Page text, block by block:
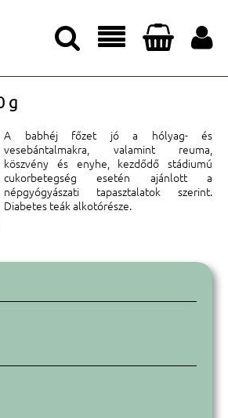




g
A babhéj főzet jó a hólyag- és
vesebántalmakra, valamint reuma,
köszvény és enyhe, kezdődő stádiumú
cukorbetegség esetén ajánlott a
népgyógyászati tapasztalatok szerint.
Diabetes teák alkotórésze.